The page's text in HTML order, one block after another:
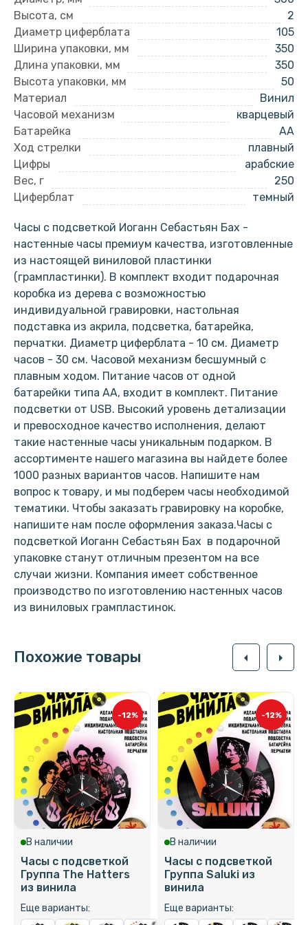
Высота, см
2
Диаметр циферблата
105
Ширина упаковки, мм
350
Длина упаковки, мм
350
Высота упаковки, мм
50
Материал
Винил
Часовой механизм
кварцевый
Батарейка
AA
Ход стрелки
плавный
Цифры
арабские
Вес, г
250
Циферблат
темный
Часы с подсветкой Иоганн Себастьян Бах -
настенные часы премиум качества, изготовленные
из настоящей виниловой пластинки
(грампластинки). В комплект входит подарочная
коробка из дерева с возможностью
индивидуальной гравировки, настольная
подставка из акрила, подсветка, батарейка,
перчатки. Диаметр циферблата - 10 см. Диаметр
часов - 30 см. Часовой механизм бесшумный с
плавным ходом. Питание часов от одной
батарейки типа АА, входит в комплект. Питание
подсветки от USB. Высокий уровень детализации
и превосходное качество исполнения, делают
такие настенные часы уникальным подарком. В
ассортименте нашего магазина вы найдете более
1000 разных вариантов часов. Напишите нам
вопрос к товару, и мы подберем часы необходимой
тематики. Чтобы заказать гравировку на коробке,
напишите нам после оформления заказа.Часы с
подсветкой Иоганн Себастьян Бах в подарочной
упаковке станут отличным презентом на все
случаи жизни. Компания имеет собственное
производство по изготовлению настенных часов
из виниловых грампластинок.
Похожие товары arrow_left arrow_right
-12%
В наличии
Часы с подсветкой
Группа The Hatters
из винила
Еще варианты:
-12%
В наличии
Часы с подсветкой
Группа Saluki из
винила
Еще варианты: